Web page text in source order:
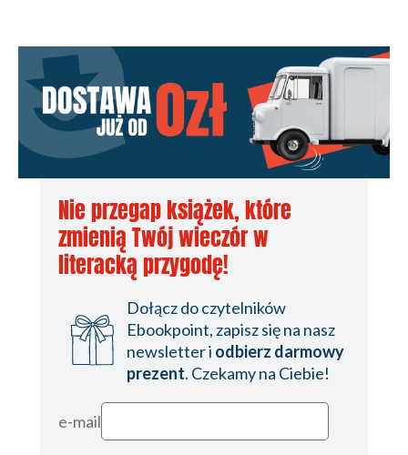
Nie przegap książek, które
zmienią Twój wieczór w
literacką przygodę!
Dołącz do czytelników
Ebookpoint, zapisz się na nasz
newsletter i odbierz darmowy
prezent. Czekamy na Ciebie!
e-mail